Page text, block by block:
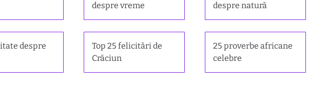
despre vreme
despre natură
despre
Top 25 felicitări de
Crăciun
25 proverbe africane
celebre